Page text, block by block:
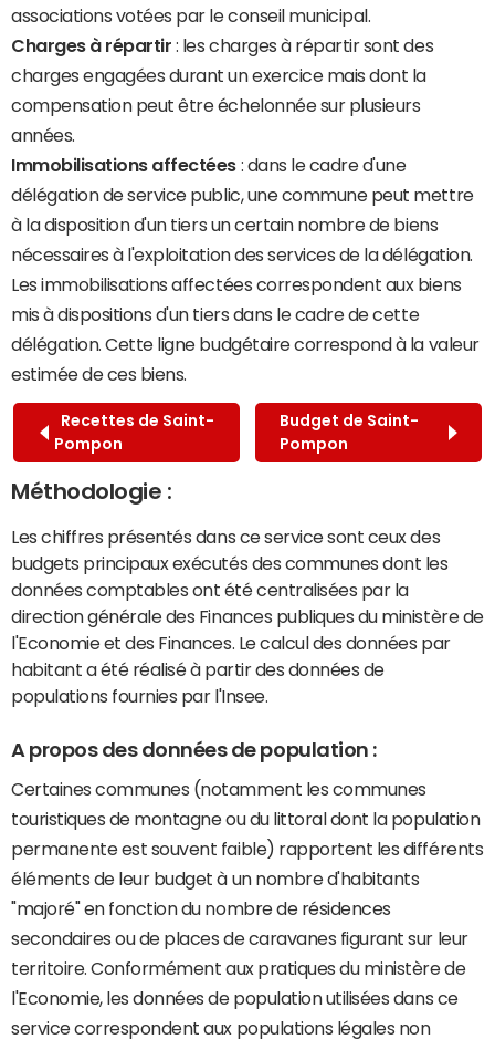
associations votées par le conseil municipal.
Charges à répartir : les charges à répartir sont des
charges engagées durant un exercice mais dont la
compensation peut être échelonnée sur plusieurs
années.
Immobilisations affectées : dans le cadre d'une
délégation de service public, une commune peut mettre
à la disposition d'un tiers un certain nombre de biens
nécessaires à l'exploitation des services de la délégation.
Les immobilisations affectées correspondent aux biens
mis à dispositions d'un tiers dans le cadre de cette
délégation. Cette ligne budgétaire correspond à la valeur
estimée de ces biens.
Recettes de Saint-
Pompon
Budget de Saint-
Pompon
Méthodologie :
Les chiffres présentés dans ce service sont ceux des
budgets principaux exécutés des communes dont les
données comptables ont été centralisées par la
direction générale des Finances publiques du ministère de
l'Economie et des Finances. Le calcul des données par
habitant a été réalisé à partir des données de
populations fournies par l'Insee.
A propos des données de population :
Certaines communes (notamment les communes
touristiques de montagne ou du littoral dont la population
permanente est souvent faible) rapportent les différents
éléments de leur budget à un nombre d'habitants
"majoré" en fonction du nombre de résidences
secondaires ou de places de caravanes figurant sur leur
territoire. Conformément aux pratiques du ministère de
l'Economie, les données de population utilisées dans ce
service correspondent aux populations légales non